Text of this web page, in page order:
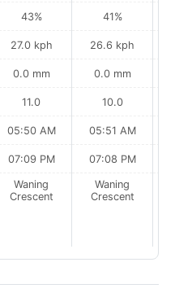
43%
27.0 kph
0.0 mm
11.0
05:50 AM
07:09 PM
Waning
Crescent
41%
26.6 kph
0.0 mm
10.0
05:51 AM
07:08 PM
Waning
Crescent